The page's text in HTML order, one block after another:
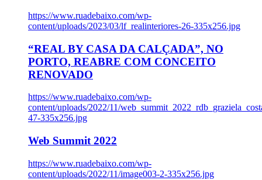
https://www.ruadebaixo.com/wp-
content/uploads/2023/03/lf_realinteriores-26-335x256.jpg
“REAL BY CASA DA CALÇADA”, NO
PORTO, REABRE COM CONCEITO
RENOVADO
https://www.ruadebaixo.com/wp-
content/uploads/2022/11/
47-335x256.jpg
Web Summit 2022
https://www.ruadebaixo.com/wp-
content/uploads/2022/11/image003-2-335x256.jpg